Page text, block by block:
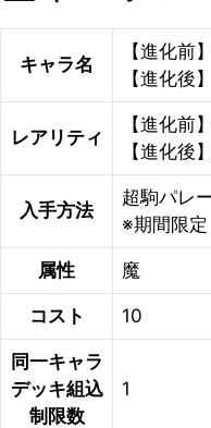
キャラ名
【進化前
【進化後
レアリティ
【進化前
【進化後
入手方法
超駒パレ
※期間限定
属性 魔
コスト 10
同一キャラ
デッキ組込
制限数
1